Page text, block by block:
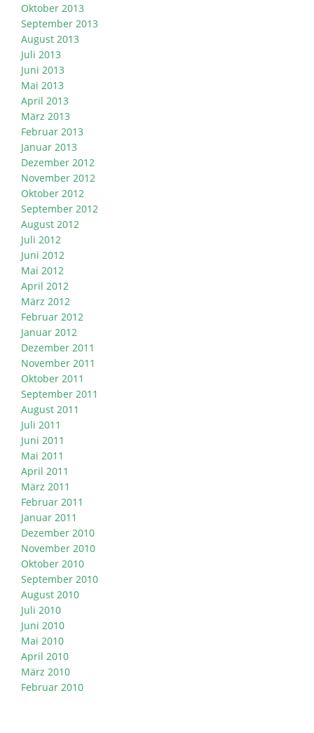
Oktober 2013
September 2013
August 2013
Juli 2013
Juni 2013
Mai 2013
April 2013
März 2013
Februar 2013
Januar 2013
Dezember 2012
November 2012
Oktober 2012
September 2012
August 2012
Juli 2012
Juni 2012
Mai 2012
April 2012
März 2012
Februar 2012
Januar 2012
Dezember 2011
November 2011
Oktober 2011
September 2011
August 2011
Juli 2011
Juni 2011
Mai 2011
April 2011
März 2011
Februar 2011
Januar 2011
Dezember 2010
November 2010
Oktober 2010
September 2010
August 2010
Juli 2010
Juni 2010
Mai 2010
April 2010
März 2010
Februar 2010